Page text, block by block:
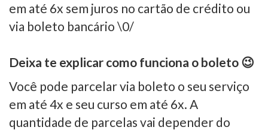
em até 6x sem juros no cartão de crédito ou
via boleto bancário \0/
Deixa te explicar como funciona o boleto 😉
Você pode parcelar via boleto o seu serviço
em até 4x e seu curso em até 6x. A
quantidade de parcelas vai depender do